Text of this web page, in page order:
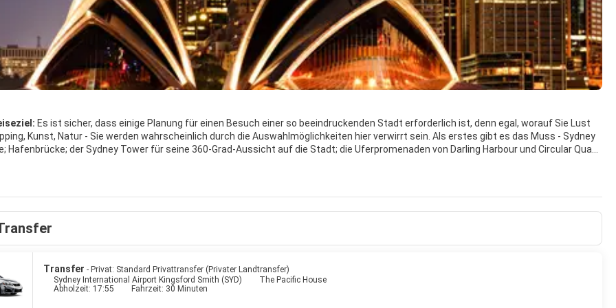
Es ist sicher, dass einige Planung für einen Besuch einer so beeindruckenden Stadt erforderlich ist, denn egal, worauf Sie Lust
Kunst, Natur - Sie werden wahrscheinlich durch die Auswahlmöglichkeiten hier verwirrt sein. Als erstes gibt es das Muss - Sydney
Hafenbrücke; der Sydney Tower für seine 360-Grad-Aussicht auf die Stadt; die Uferpromenaden von Darling Harbour und Circular Quay
Hier kann man problemlos bis in die frühen Morgenstunden das Nachtleben in vollen Zügen erleben. Für einen entspannten Zeitvertreib,
Transfer - Privat: Standard Privattransfer (Privater Landtransfer)
Sydney International Airport Kingsford Smith (SYD)
The Pacific House
Abholzeit: 17:55
Fahrzeit: 30 Minuten